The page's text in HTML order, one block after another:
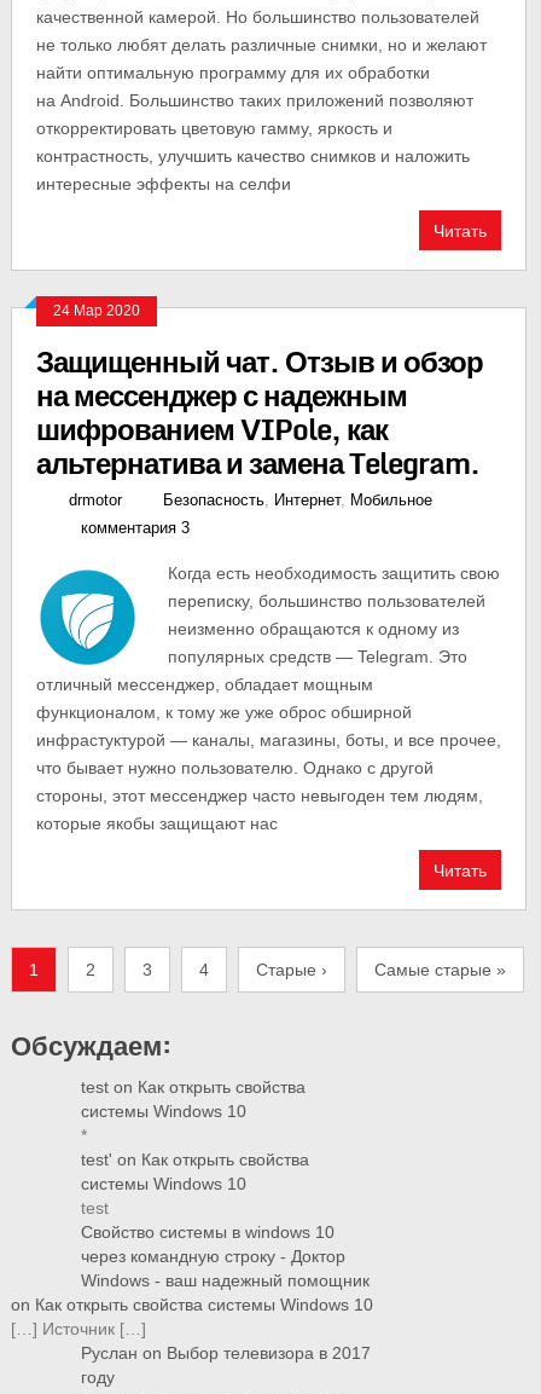
качественной камерой. Но большинство пользователей
не только любят делать различные снимки, но и желают
найти оптимальную программу для их обработки
на Android. Большинство таких приложений позволяют
откорректировать цветовую гамму, яркость и
контрастность, улучшить качество снимков и наложить
интересные эффекты на селфи
Читать
24 Мар 2020
Защищенный чат. Отзыв и обзор
на мессенджер с надежным
шифрованием VIPole, как
альтернатива и замена Telegram.
drmotor Безопасность, Интернет, Мобильное
комментария 3
Когда есть необходимость защитить свою
переписку, большинство пользователей
неизменно обращаются к одному из
популярных средств — Telegram. Это
отличный мессенджер, обладает мощным
функционалом, к тому же уже оброс обширной
инфрастуктурой — каналы, магазины, боты, и все прочее,
что бывает нужно пользователю. Однако с другой
стороны, этот мессенджер часто невыгоден тем людям,
которые якобы защищают нас
Читать
1 2 3 4 Старые › Самые старые »
Обсуждаем:
test on Как открыть свойства
системы Windows 10
*
test' on Как открыть свойства
системы Windows 10
test
Свойство системы в windows 10
через командную строку - Доктор
Windows - ваш надежный помощник
on Как открыть свойства системы Windows 10
[…] Источник […]
Руслан on Выбор телевизора в 2017
году